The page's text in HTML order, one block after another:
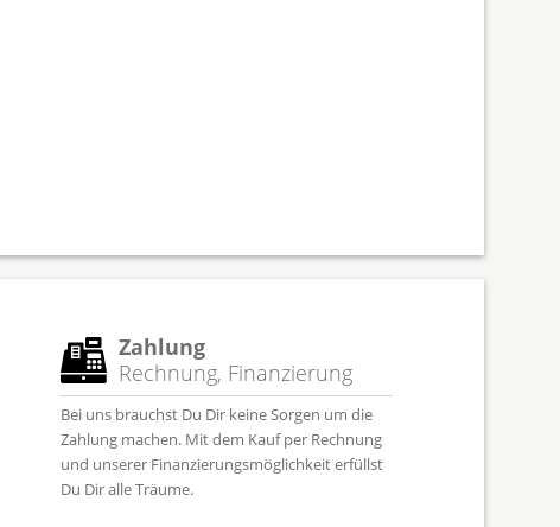
Zahlung
Rechnung, Finanzierung
Bei uns brauchst Du Dir keine Sorgen um die
Zahlung machen. Mit dem Kauf per Rechnung
und unserer Finanzierungsmöglichkeit erfüllst
Du Dir alle Träume.